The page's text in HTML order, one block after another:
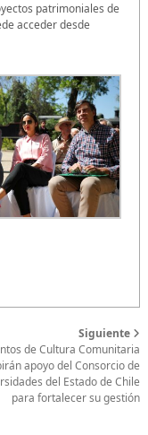
patrimoniales de
acceder desde
Siguiente
de Cultura Comunitaria
apoyo del Consorcio de
del Estado de Chile
para fortalecer su gestión